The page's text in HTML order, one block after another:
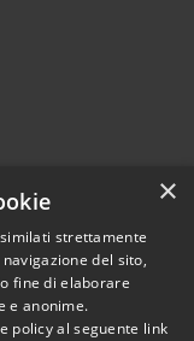
© 2026 • Comune di
Marittimo •
byMunicipium •
×
strettamente
del sito,
fine di elaborare
e anonime.
policy al seguente link